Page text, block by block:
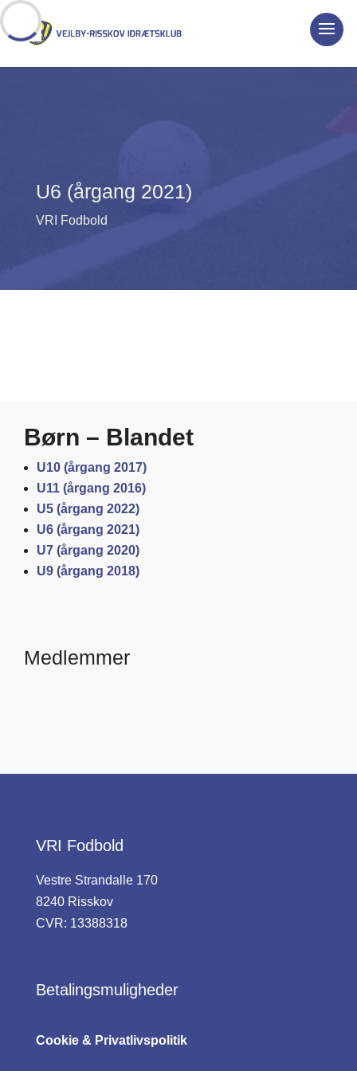
U6 (årgang 2021)
VRI Fodbold
Børn – Blandet
U10 (årgang 2017)
U11 (årgang 2016)
U5 (årgang 2022)
U6 (årgang 2021)
U7 (årgang 2020)
U9 (årgang 2018)
Medlemmer
VRI Fodbold
Vestre Strandalle 170
8240 Risskov
CVR: 13388318
Betalingsmuligheder
Cookie & Privatlivspolitik